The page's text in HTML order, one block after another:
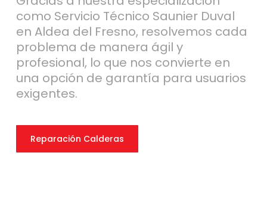
como Servicio Técnico Saunier Duval
en Aldea del Fresno, resolvemos cada
problema de manera ágil y
profesional, lo que nos convierte en
una opción de garantía para usuarios
exigentes.
Reparación Calderas